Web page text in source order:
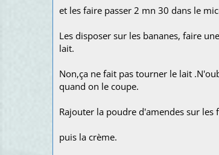
et les faire passer 2 mn 30 dans le
Les disposer sur les bananes, faire
lait.
Non,ça ne fait pas tourner le lait
quand on le coupe.
Rajouter la poudre d'amendes sur les
puis la crème.